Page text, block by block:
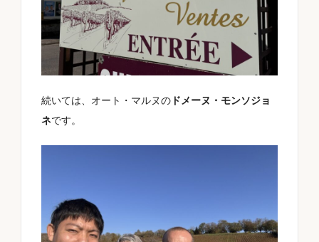
続いては、オート・マルヌの ドメーヌ・モンソジョ
ネです。